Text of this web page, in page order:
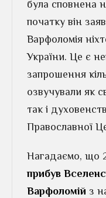
була сповнена
початку він
Варфоломія
України. Це є
запрошення
озвучували як
так і
Православної
Нагадаємо, що
прибув
Варфоломій з